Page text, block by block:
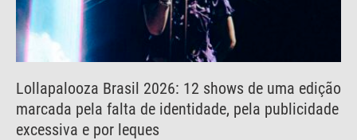
Lollapalooza Brasil 2026: 12 shows de uma edição
marcada pela falta de identidade, pela publicidade
excessiva e por leques